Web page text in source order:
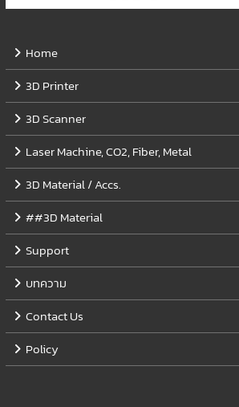
Home
3D Printer
3D Scanner
Laser Machine, CO2, Fiber, Metal
3D Material / Accs.
##3D Material
Support
บทความ
Contact Us
Policy